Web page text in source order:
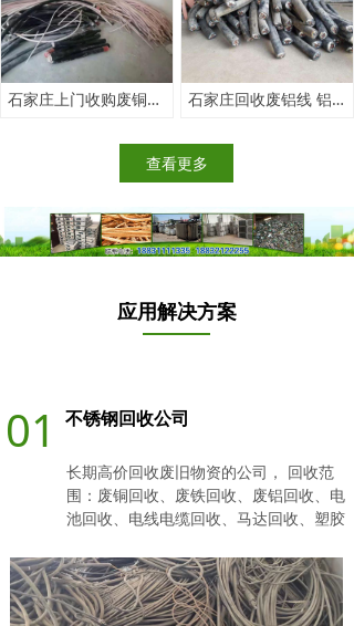
石家庄上门收购废铜公司 废铜线回收价格 石家庄回收废铝线 铝电缆收购电话
查看更多
应用解决方案
不锈钢回收公司
01
长期高价回收废旧物资的公司， 回收范
围：废铜回收、废铁回收、废铝回收、电
池回收、电线电缆回收、马达回收、塑胶
等废旧物品回收。